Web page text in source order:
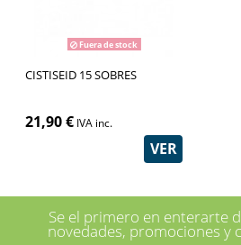
Fuera de stock
CISTISEID 15 SOBRES
21,90 € IVA inc.
VER
Se el primero en enterarte
novedades, promociones y